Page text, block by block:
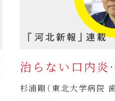
治らない口内
杉浦剛（東北大学病院